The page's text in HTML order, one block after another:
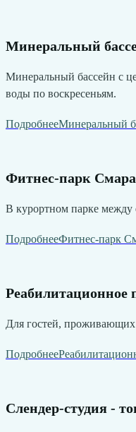
Минеральный
Минеральный бассейн с
воды по воскресеньям.
ПодробнееМинеральный
Фитнес-парк
B курортном парке между
ПодробнееФитнес-парк
Реабилитационное
Для гостей, проживающих
Подробнее
Слендер-студия -